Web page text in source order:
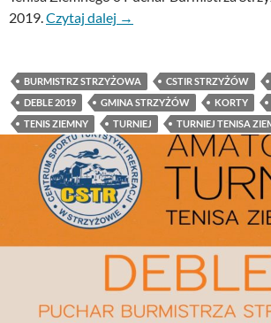
2019.Czytaj dalej →
BURMISTRZ STRZYŻOWA CSTIR STRZYŻÓW
DEBLE 2019
GMINA STRZYŻÓW KORTY
TENIS ZIEMNY
TURNIEJ TURNIEJ TENISA